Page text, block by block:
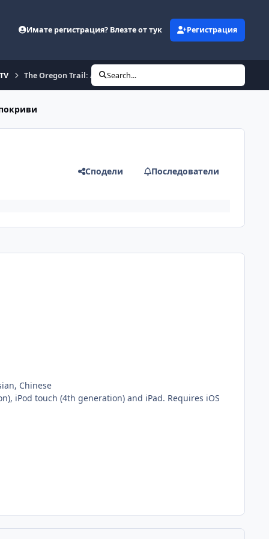
Имате регистрация? Влезте от тук Регистрация
The Oregon Trail: American Settler
Search...
Сподели Последователи
Chinese
iPod touch (4th generation) and iPad. Requires iOS